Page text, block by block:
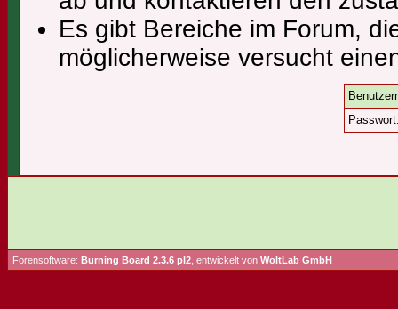
Es gibt Bereiche im Forum,
möglicherweise versucht
Forensoftware: Burning Board 2.3.6 pl2 , entwickelt von WoltLab GmbH